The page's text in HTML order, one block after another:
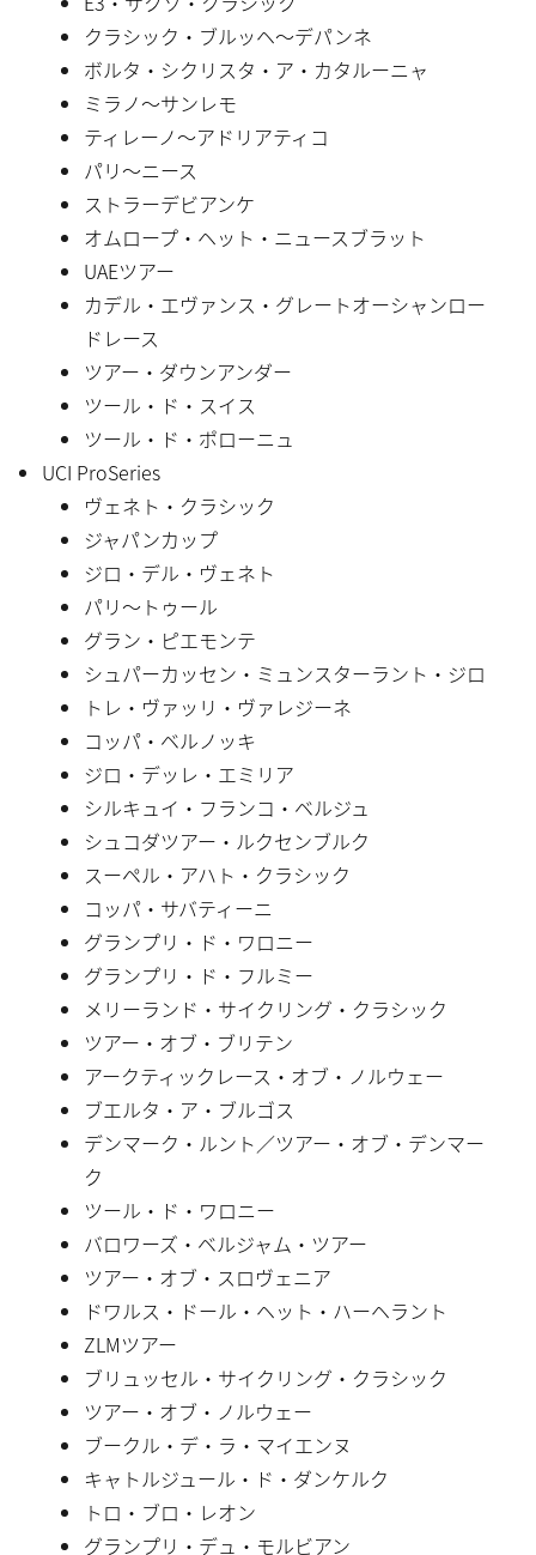
クラシック・ブルッヘ〜デパンネ
ボルタ・シクリスタ・ア・カタルーニャ
ミラノ〜サンレモ
ティレーノ〜アドリアティコ
パリ〜ニース
ストラーデビアンケ
オムロープ・ヘット・ニュースブラット
UAEツアー
カデル・エヴァンス・グレートオーシャンロー
ドレース
ツアー・ダウンアンダー
ツール・ド・スイス
ツール・ド・ポローニュ
UCI ProSeries
ヴェネト・クラシック
ジャパンカップ
ジロ・デル・ヴェネト
パリ〜トゥール
グラン・ピエモンテ
シュパーカッセン・ミュンスターラント・ジロ
トレ・ヴァッリ・ヴァレジーネ
コッパ・ベルノッキ
ジロ・デッレ・エミリア
シルキュイ・フランコ・ベルジュ
シュコダツアー・ルクセンブルク
スーペル・アハト・クラシック
コッパ・サバティーニ
グランプリ・ド・ワロニー
グランプリ・ド・フルミー
メリーランド・サイクリング・クラシック
ツアー・オブ・ブリテン
アークティックレース・オブ・ノルウェー
ブエルタ・ア・ブルゴス
デンマーク・ルント／ツアー・オブ・デンマー
ク
ツール・ド・ワロニー
バロワーズ・ベルジャム・ツアー
ツアー・オブ・スロヴェニア
ドワルス・ドール・ヘット・ハーヘラント
ZLMツアー
ブリュッセル・サイクリング・クラシック
ツアー・オブ・ノルウェー
ブークル・デ・ラ・マイエンヌ
キャトルジュール・ド・ダンケルク
トロ・ブロ・レオン
グランプリ・デュ・モルビアン